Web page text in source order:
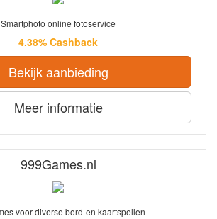
Smartphoto online fotoservice
4.38% Cashback
Bekijk aanbieding
Meer informatie
999Games.nl
voor diverse bord-en kaartspellen